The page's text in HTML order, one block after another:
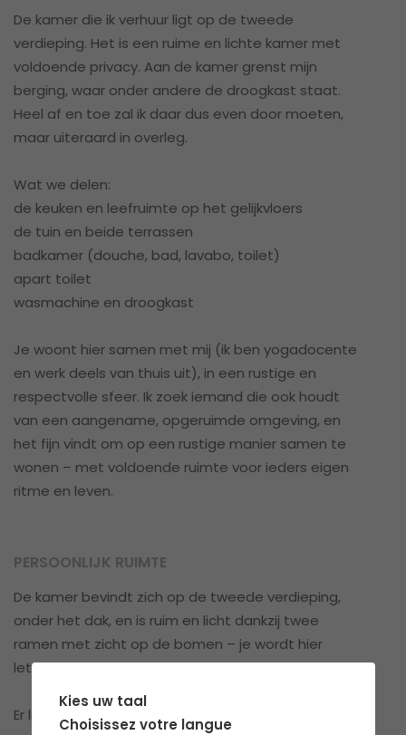
De kamer die ik verhuur ligt op de tweede
verdieping. Het is een ruime en lichte kamer met
voldoende privacy. Aan de kamer grenst mijn
berging, waar onder andere de droogkast staat.
Heel af en toe zal ik daar dus even door moeten,
maar uiteraard in overleg.
Wat we delen:
de keuken en leefruimte op het gelijkvloers
de tuin en beide terrassen
badkamer (douche, bad, lavabo, toilet)
apart toilet
wasmachine en droogkast
Je woont hier samen met mij (ik ben yogadocente
en werk deels van thuis uit), in een rustige en
respectvolle sfeer. Ik zoek iemand die ook houdt
van een aangename, opgeruimde omgeving, en
het fijn vindt om op een rustige manier samen te
wonen – met voldoende ruimte voor ieders eigen
ritme en leven.
PERSOONLIJK RUIMTE
De kamer bevindt zich op de tweede verdieping,
onder het dak, en is ruim en licht dankzij twee
ramen met zicht op de bomen – je wordt hier
letterlijk wakker tussen het groen.
Er ligt een houten vloer, en het hoge plafond geeft
Kies uw taal
Choisissez votre langue